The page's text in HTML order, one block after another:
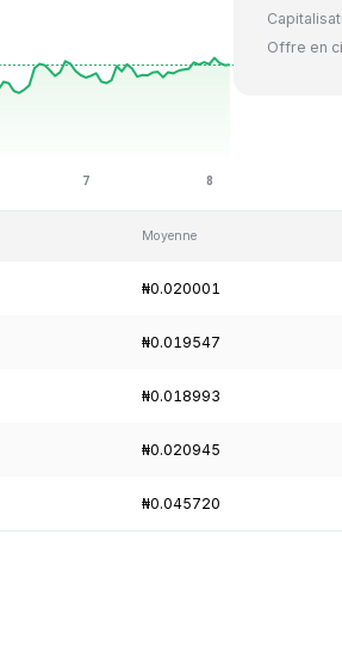
Offre en
Moyenne
₦0.020001
₦0.019547
₦0.018993
₦0.020945
₦0.045720